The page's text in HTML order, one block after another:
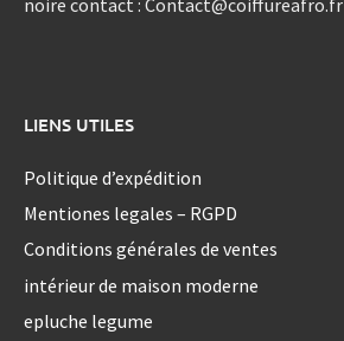
LIENS UTILES
Politique d’expédition
Mentiones legales – RGPD
Conditions générales de ventes
intérieur de maison moderne
epluche legume